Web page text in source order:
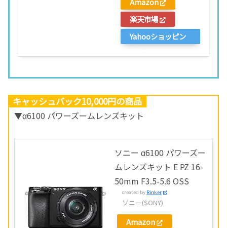
楽天市場
Yahooショッピン
キャッシュバック10,000円の商品
▼α6100 パワーズームレンズキット
ソニー α6100 パワーズー
ムレンズキット E PZ 16-
50mm F3.5-5.6 OSS
created by Rinker
ソニー(SONY)
Amazon